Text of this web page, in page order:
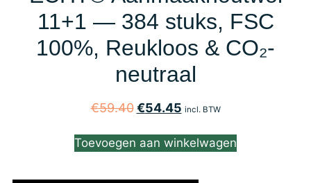
11+1 — 384 stuks, FSC
100%, Reukloos & CO₂-
neutraal
€59.40 €54.45 incl. BTW
Toevoegen aan winkelwagen